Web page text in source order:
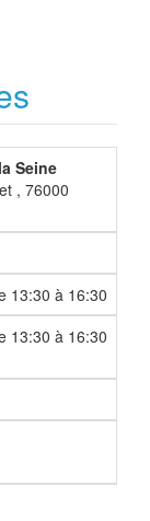
Seine
, 76000
13:30 à 16:30
13:30 à 16:30